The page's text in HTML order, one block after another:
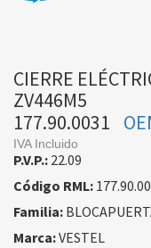
CIERRE
ZV446M5
177.90.0031
IVA Incluido
P.V.P.: 22.09
Código RML:
Familia:
Marca:VESTEL